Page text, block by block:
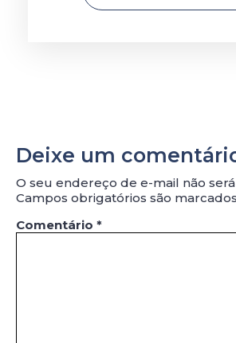
Deixe um
O seu endereço de e-mail não
Campos obrigatórios são
Comentário *